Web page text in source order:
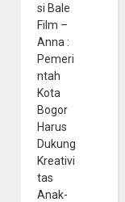
si Bale
Film –
Anna :
Pemeri
ntah
Kota
Bogor
Harus
Dukung
Kreativi
tas
Anak-